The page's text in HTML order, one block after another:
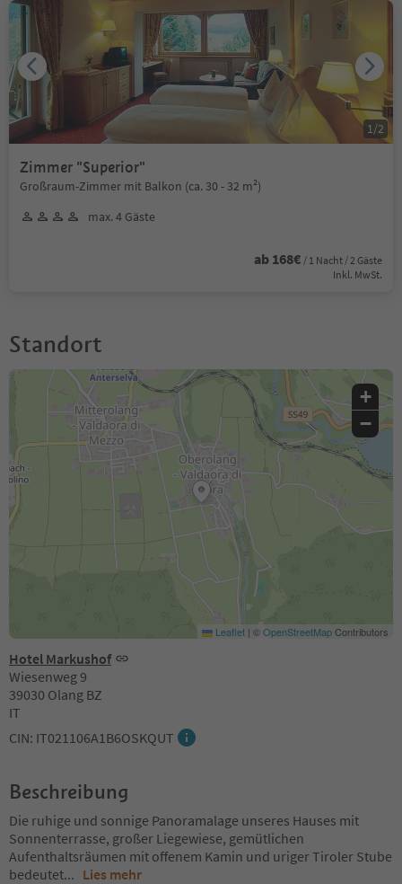
Zimmer "Superior"
Großraum-Zimmer mit Balkon (ca. 30 - 32 m²)
max. 4 Gäste
ab 168€ / 1 Nacht / 2 Gäste
Inkl. MwSt.
1 /2
Standort
Hotel Markushof
Wiesenweg 9
39030 Olang BZ
IT
CIN: IT021106A1B6OSKQUT
+
−
Leaflet | ©OpenStreetMapContributors
Beschreibung
Die ruhige und sonnige Panoramalage unseres Hauses mit
Sonnenterrasse, großer Liegewiese, gemütlichen
Aufenthaltsräumen mit offenem Kamin und uriger Tiroler Stube
bedeutet... Lies mehr